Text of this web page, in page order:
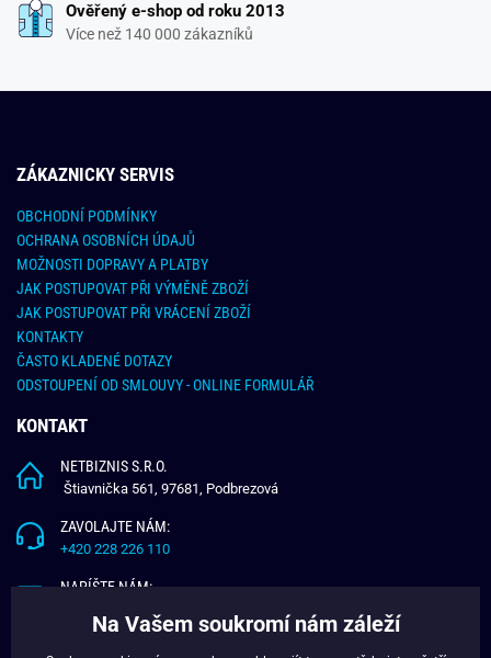
Ověřený e-shop od roku 2013
Více než 140 000 zákazníků
ZÁKAZNICKY SERVIS
OBCHODNÍ PODMÍNKY
OCHRANA OSOBNÍCH ÚDAJŮ
MOŽNOSTI DOPRAVY A PLATBY
JAK POSTUPOVAT PŘI VÝMĚNĚ ZBOŽÍ
JAK POSTUPOVAT PŘI VRÁCENÍ ZBOŽÍ
KONTAKTY
ČASTO KLADENÉ DOTAZY
ODSTOUPENÍ OD SMLOUVY - ONLINE FORMULÁŘ
KONTAKT
NETBIZNIS S.R.O.
Štiavnička 561, 97681, Podbrezová
ZAVOLAJTE NÁM:
+420 228 226 110
NAPÍŠTE NÁM:
Na Vašem soukromí nám záleží